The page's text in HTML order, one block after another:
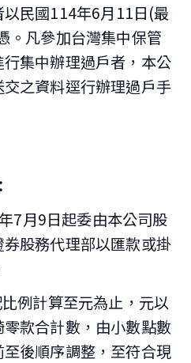
民國114年6月11日(最
。凡參加台灣集中保管
集中辦理過戶者，本公
之資料逕行辦理過戶手
7月9日起委由本公司股
股務代理部以匯款或掛
例計算至元為止，元以
款合計數，由小數點數
後順序調整，至符合現